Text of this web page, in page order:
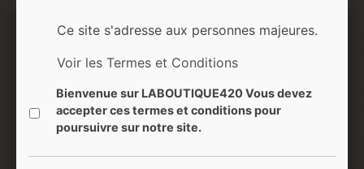
Melon mûr, fruits d'été, notes sucrées
persistantes
profonde, euphorie douce
Ce site s'adresse aux personnes majeures.
Voir les Termes et Conditions
Bienvenue sur LABOUTIQUE420 Vous devez
accepter ces termes et conditions pour
poursuivre sur notre site.